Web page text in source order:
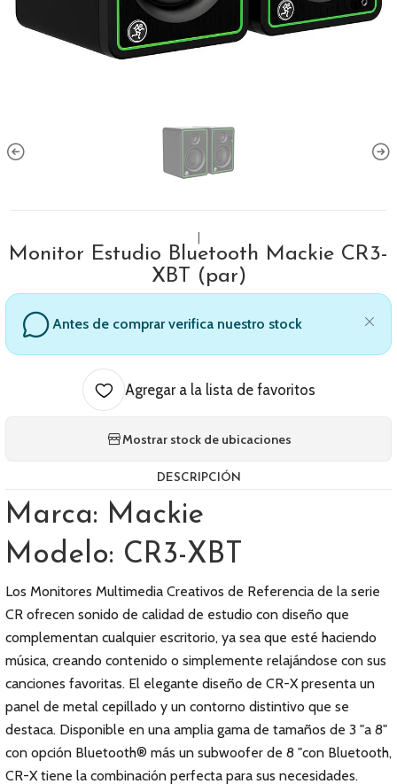
Monitor Estudio Bluetooth Mackie CR3-
XBT (par)
Antes de comprar verifica nuestro stock
Agregar a la lista de favoritos
Mostrar stock de ubicaciones
DESCRIPCIÓN
Marca: Mackie
Modelo: CR3-XBT
Los Monitores Multimedia Creativos de Referencia de la serie
CR ofrecen sonido de calidad de estudio con diseño que
complementan cualquier escritorio, ya sea que esté haciendo
música, creando contenido o simplemente relajándose con sus
canciones favoritas. El elegante diseño de CR-X presenta un
panel de metal cepillado y un contorno distintivo que se
destaca. Disponible en una amplia gama de tamaños de 3 "a 8"
con opción Bluetooth® más un subwoofer de 8 "con Bluetooth,
CR-X tiene la combinación perfecta para sus necesidades.